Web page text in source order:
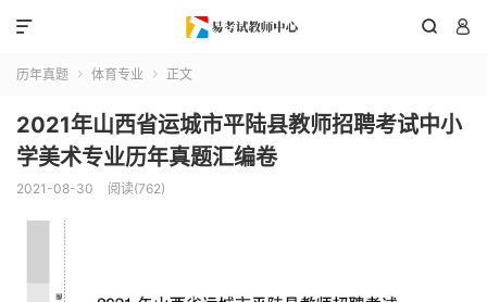
 

历年真题  体育专业  正文
2021年山西省运城市平陆县教师招聘考试中小
学美术专业历年真题汇编卷
2021-08-30 阅读(762)